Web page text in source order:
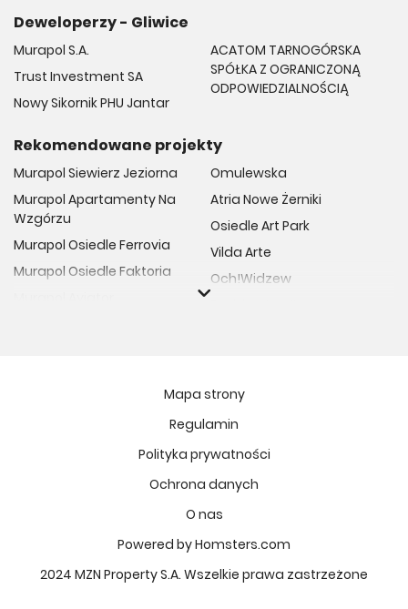
Deweloperzy - Gliwice
Murapol S.A.
Trust Investment SA
Nowy Sikornik PHU Jantar
ACATOM TARNOGÓRSKA
SPÓŁKA Z OGRANICZONĄ
ODPOWIEDZIALNOŚCIĄ
Rekomendowane projekty
Murapol Siewierz Jeziorna
Murapol Apartamenty Na
Wzgórzu
Murapol Osiedle Ferrovia
Murapol Osiedle Faktoria
Murapol Osiedle Szafirove
Omulewska
Atria Nowe Żerniki
Osiedle Art Park
Vilda Arte
Och!Widzew
Fort Natura Etap II
Osiedle Imbramowskie
MIASTECZKO NOVA FALA
Niedziałkowskiego Park
Ptasia Vita
Mapa strony
Regulamin
Polityka prywatności
Ochrona danych
O nas
Powered by Homsters.com
2024 MZN Property S.A. Wszelkie prawa zastrzeżone